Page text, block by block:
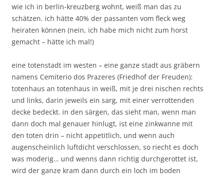
wie ich in berlin-kreuzberg wohnt, weiß man das zu
schätzen. ich hätte 40% der passanten vom fleck weg
heiraten können (nein, ich habe mich nicht zum horst
gemacht – hätte ich mal!)
eine totenstadt im westen – eine ganze stadt aus gräbern
namens Cemiterio dos Prazeres (Friedhof der Freuden):
totenhaus an totenhaus in weiß, mit je drei nischen rechts
und links, darin jeweils ein sarg, mit einer verrottenden
decke bedeckt. in den särgen, das sieht man, wenn man
dann doch mal genauer hinlugt, ist eine zinkwanne mit
den toten drin – nicht appetitlich, und wenn auch
augenscheinlich luftdicht verschlossen, so riecht es doch
was moderig… und wenns dann richtig durchgerottet ist,
wird der ganze kram dann durch ein loch im boden